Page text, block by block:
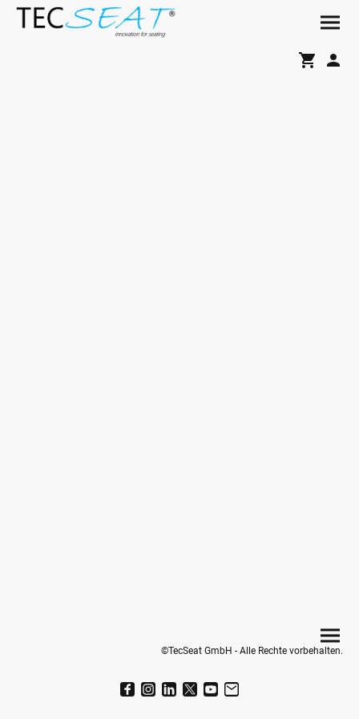
©TecSeat GmbH - Alle Rechte vorbehalten.